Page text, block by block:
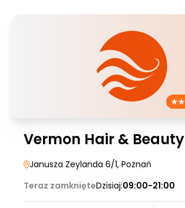
Vermon Hair & Beauty
Janusza Zeylanda 6/1, Poznań
Teraz zamknięteDzisiaj:09:00-21:00